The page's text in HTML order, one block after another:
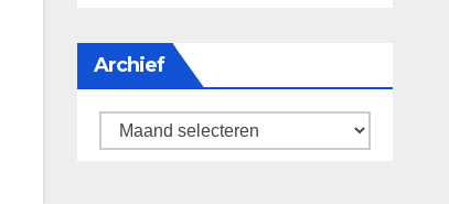
Archief
Archief